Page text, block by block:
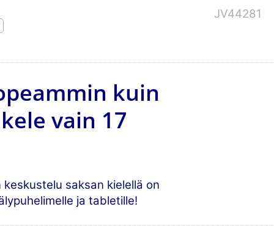
JV44281
kuin
vain 17
saksan kielellä on
ja tabletille!